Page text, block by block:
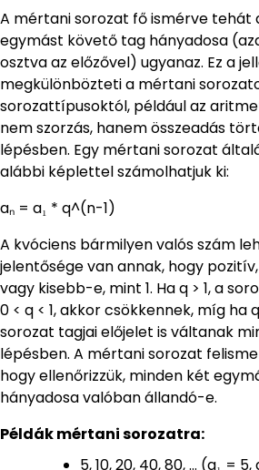
A mértani sorozat fő ismérve tehát
egymást követő tag hányadosa
osztva az előzővel) ugyanaz. Ez a
megkülönbözteti a mértani
sorozattípusoktól, például az
nem szorzás, hanem összeadás
lépésben. Egy mértani sorozat
alábbi képlettel számolhatjuk ki:
aₙ = a₁ * q^(n-1)
A kvóciens bármilyen valós szám
jelentősége van annak, hogy
vagy kisebb-e, mint 1. Ha q > 1, a
0 < q < 1, akkor csökkennek, míg ha
sorozat tagjai előjelet is váltanak
lépésben. A mértani sorozat
hogy ellenőrizzük, minden két
hányadosa valóban állandó-e.
Példák mértani sorozatra:
5, 10, 20, 40, 80, … (a₁ =